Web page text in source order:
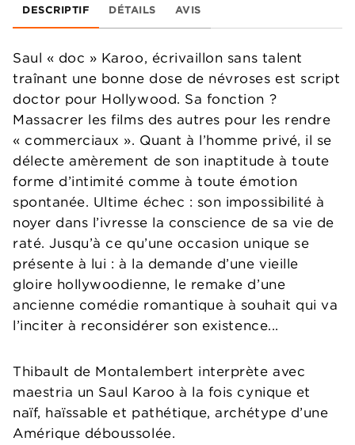
DESCRIPTIF DÉTAILS AVIS
Saul « doc » Karoo, écrivaillon sans talent
traînant une bonne dose de névroses est script
doctor pour Hollywood. Sa fonction ?
Massacrer les films des autres pour les rendre
« commerciaux ». Quant à l’homme privé, il se
délecte amèrement de son inaptitude à toute
forme d’intimité comme à toute émotion
spontanée. Ultime échec : son impossibilité à
noyer dans l’ivresse la conscience de sa vie de
raté. Jusqu’à ce qu’une occasion unique se
présente à lui : à la demande d’une vieille
gloire hollywoodienne, le remake d’une
ancienne comédie romantique à souhait qui va
l’inciter à reconsidérer son existence...
Thibault de Montalembert interprète avec
maestria un Saul Karoo à la fois cynique et
naïf, haïssable et pathétique, archétype d’une
Amérique déboussolée.